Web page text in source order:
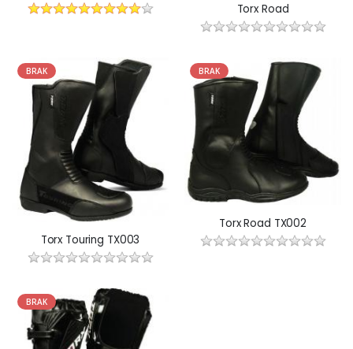
Torx Road
BRAK
Torx Touring TX003
BRAK
Torx Road TX002
BRAK